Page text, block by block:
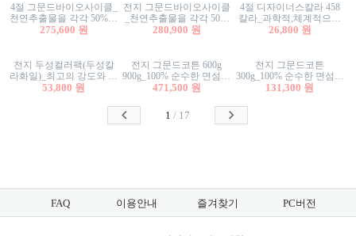
4절 그문드바이오사이클_
천연추출물을 각각 50%이
상 함유한 친환경그래픽
275,600 원
전지 그문드바이오사이클
_천연추출물을 각각 50%
이상 함유한 친환경그래
280,900 원
4절 디자이너스칼라 458
칼라_과학적,체계적으로
분류된 200색을 갖춘 색지
26,800 원
전지 두성컬러팩(두성칼
라화일)_최고의 강도와 평
활성을 지닌 다양한 컬러
53,800 원
전지 그문드코튼 600g
900g_100% 순수한 면섬유
로 만든 친환경프리미엄
471,500 원
전지 그문드코튼
300g_100% 순수한 면섬유
로 만든 친환경프리미엄
131,300 원
1 / 17
FAQ 이용안내 즐겨찾기 PC버전